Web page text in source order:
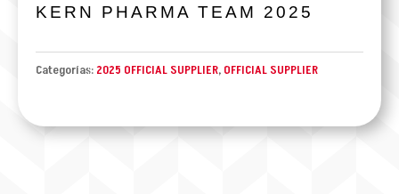
KERN PHARMA TEAM 2025
Categorías: 2025 OFFICIAL SUPPLIER, OFFICIAL SUPPLIER